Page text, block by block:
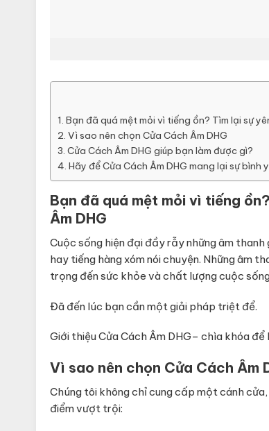
Bạn đã quá mệt mỏi vì tiếng ồn? Tìm lại sự
Vì sao nên chọn Cửa Cách Âm DHG
Cửa Cách Âm DHG giúp bạn làm được gì?
Hãy để Cửa Cách Âm DHG mang lại sự
Bạn đã quá mệt mỏi vì tiếng
Âm DHG
Cuộc sống hiện đại đầy rẫy những âm
hay tiếng hàng xóm nói chuyện. Những âm
trọng đến sức khỏe và chất lượng cuộc
Đã đến lúc bạn cần một giải pháp triệt để.
Giới thiệu Cửa Cách Âm DHG– chìa khóa
Vì sao nên chọn Cửa Cách Âm
Chúng tôi không chỉ cung cấp một cánh
điểm vượt trội: